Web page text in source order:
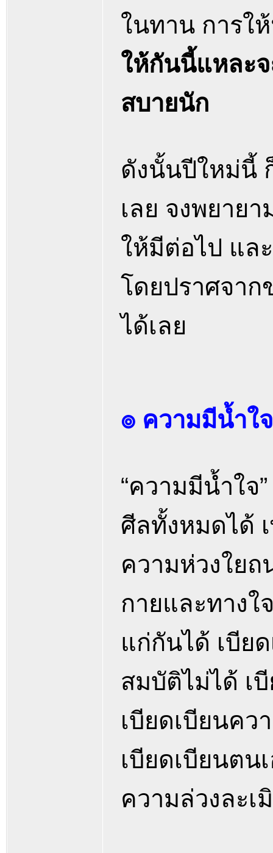
ในทาน การใ
ให้กันนี้แหละ
สบายนัก
ดังนั้นปีใหม่นี้
เลย จงพยาย
ให้มีต่อไป แล
โดยปราศจาก
ได้เลย
๏ ความมีน้ำใ
“ความมีน้ำใจ
ศีลทั้งหมดได้
ความห่วงใย
กายและทางใ
แก่กันได้ เบีย
สมบัติไม่ได้ เ
เบียดเบียนคว
เบียดเบียนตน
ความล่วงละ